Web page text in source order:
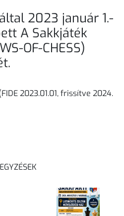
2023 január 1.-
A Sakkjáték
OF-CHESS)
2023.01.01, frissítve 2024.